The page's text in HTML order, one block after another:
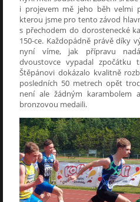
i projevem mě jeho běh velmi
kterou jsme pro tento závod
s přechodem do dorostenecké
150-ce. Každopádně právě díky
nyní víme, jak přípravu
dvoustovce vypadal zpočátku
Štěpánovi dokázalo kvalitně
posledních 50 metrech opět
není ale žádným karambolem
bronzovou medaili.